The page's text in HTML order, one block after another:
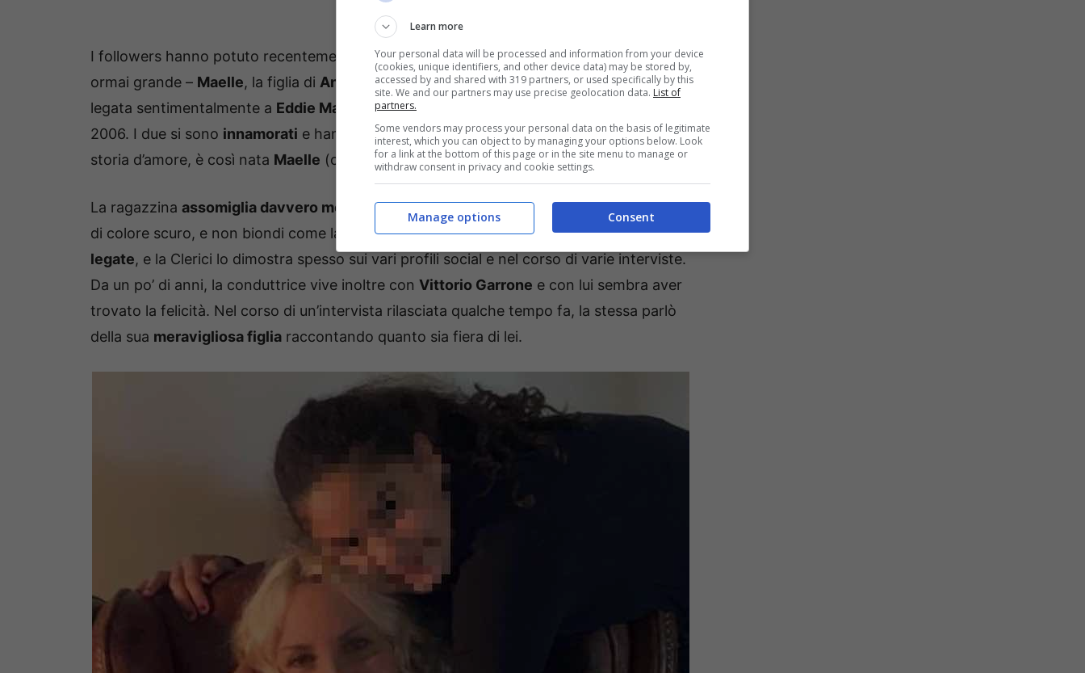
I followers hanno potuto recentemente assistere al cambiamento della piccola– ma
ormai grande – Maelle, la figlia di Antonella Clerici. La presentatrice è infatti stata
legata sentimentalmente a Eddie Martens, un animatore turistico che ha incontrato nel
2006. I due si sono innamorati e hanno iniziatoun percorso di vitainsieme: dalla loro
storia d’amore, è così nata Maelle (che la Clerici ama alla follia).
La ragazzina assomiglia davvero molto alla sua mamma,dato che ha icapelli ricci(ma
di colore scuro, e non biondi come la bella Antonella). Le due sono
davvero molto
legate, e la Clerici lo dimostra spesso sui vari profili social e nel corso di varie interviste.
Da un po’ di anni, la conduttrice vive inoltre con Vittorio Garrone e con lui sembra aver
trovato la felicità. Nel corso di un’intervista rilasciata qualche tempo fa, la stessa parlò
della sua meravigliosa figlia raccontando quanto sia fiera di lei.
Learn more
Your personal data will be processed and information from your device
(cookies, unique identifiers, and other device data) may be stored by,
accessed by and shared with 319 partners, or used specifically by this
site. We and our partners may use precise geolocation data. List of
partners.
Some vendors may process your personal data on the basis of legitimate
interest, which you can object to by managing your options below. Look
for a link at the bottom of this page or in the site menu to manage or
withdraw consent in privacy and cookie settings.
Consent
Manage options